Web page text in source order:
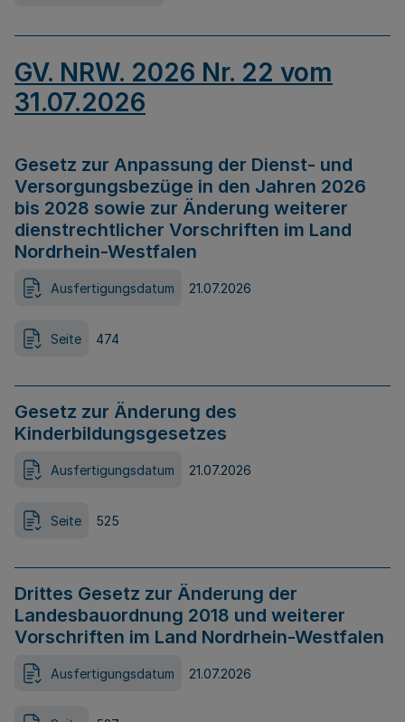
GV. NRW. 2026 Nr. 22 vom
31.07.2026
Gesetz zur Anpassung der Dienst- und
Versorgungsbezüge in den Jahren 2026
bis 2028 sowie zur Änderung weiterer
dienstrechtlicher Vorschriften im Land
Nordrhein-Westfalen
Ausfertigungsdatum 21.07.2026
Seite 474
Gesetz zur Änderung des
Kinderbildungsgesetzes
Ausfertigungsdatum 21.07.2026
Seite 525
Drittes Gesetz zur Änderung der
Landesbauordnung 2018 und weiterer
Vorschriften im Land Nordrhein-Westfalen
Ausfertigungsdatum 21.07.2026